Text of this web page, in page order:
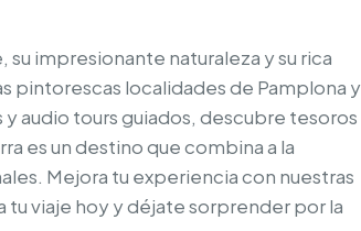
impresionante naturaleza y su rica
pintorescas localidades de Pamplona y
y audio tours guiados, descubre tesoros
es un destino que combina a la
Mejora tu experiencia con nuestras
tu viaje hoy y déjate sorprender por la